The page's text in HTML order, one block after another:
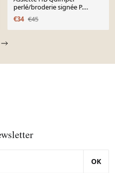
perlé/broderie signée P.
Poquet
€34 €45
OK